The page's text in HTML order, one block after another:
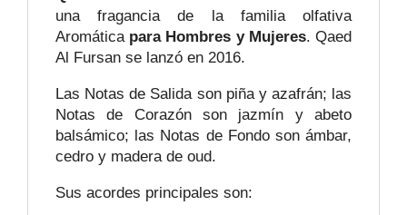
una fragancia de la familia olfativa
Aromática para Hombres y Mujeres. Qaed
Al Fursan se lanzó en 2016.
Las Notas de Salida son piña y azafrán; las
Notas de Corazón son jazmín y abeto
balsámico; las Notas de Fondo son ámbar,
cedro y madera de oud.
Sus acordes principales son: